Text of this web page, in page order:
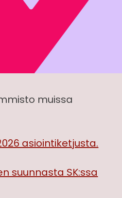
muissa
asiointiketjusta.
suunnasta SK:ssa